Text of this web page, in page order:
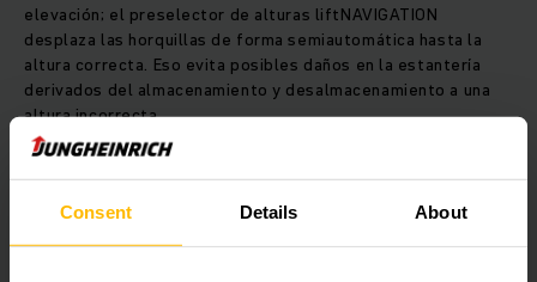
Consent Details About
elevación; el preselector de alturas liftNAVIGATION
desplaza las horquillas de forma semiautomática hasta la
altura correcta. Eso evita posibles daños en la estantería
derivados del almacenamiento y desalmacenamiento a una
altura incorrecta.
Las dos carretillas de gran altura EKX 515 también forman
parte de la entrega y alcanzan una gran velocidad. Estas